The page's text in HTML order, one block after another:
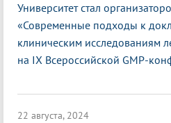
Университет стал
«Современные подходы к
клиническим исследованиям
на IX Всероссийской GMP-
22 августа, 2024